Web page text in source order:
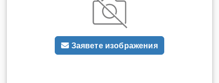
Заявете изображения